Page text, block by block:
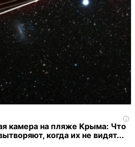
i
камера на пляже Крыма: Что
когда их не видят...